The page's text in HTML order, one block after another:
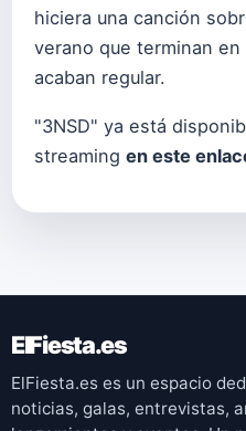
hiciera una canción
verano que terminan
acaban regular.
"3NSD" ya está
streaming en este
ElFiesta.es
ElFiesta.es es un espacio
noticias, galas, entrevistas,